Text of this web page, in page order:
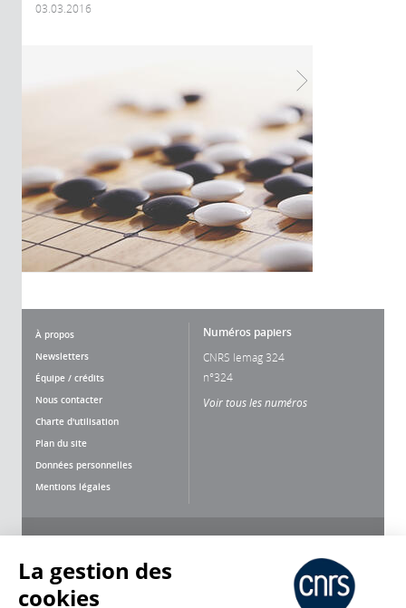
03.03.2016
À propos
Newsletters
Équipe / crédits
Nous contacter
Charte d'utilisation
Plan du site
Données personnelles
Mentions légales
Numéros papiers
CNRS lemag 324
n°324
Voir tous les numéros
La gestion des
cookies